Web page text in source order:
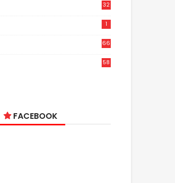
32
1
66
58
FACEBOOK